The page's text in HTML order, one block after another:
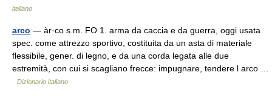
italiano
arco — àr·co s.m. FO 1. arma da caccia e da guerra, oggi usata
spec. come attrezzo sportivo, costituita da un asta di materiale
flessibile, gener. di legno, e da una corda legata alle due
estremità, con cui si scagliano frecce: impugnare, tendere l arco …
Dizionario italiano